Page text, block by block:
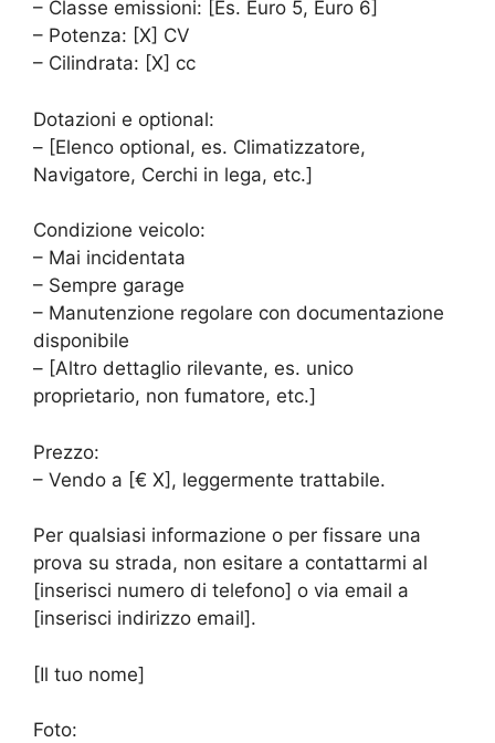
– Classe emissioni: [Es. Euro 5, Euro 6]
– Potenza: [X] CV
– Cilindrata: [X] cc
Dotazioni e optional:
– [Elenco optional, es. Climatizzatore,
Navigatore, Cerchi in lega, etc.]
Condizione veicolo:
– Mai incidentata
– Sempre garage
– Manutenzione regolare con documentazione
disponibile
– [Altro dettaglio rilevante, es. unico
proprietario, non fumatore, etc.]
Prezzo:
– Vendo a [€ X], leggermente trattabile.
Per qualsiasi informazione o per fissare una
prova su strada, non esitare a contattarmi al
[inserisci numero di telefono] o via email a
[inserisci indirizzo email].
[Il tuo nome]
Foto: